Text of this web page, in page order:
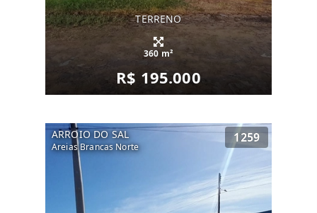
TERRENO
360 m²
R$ 195.000
ARROIO DO SAL
Areias Brancas Norte
1259